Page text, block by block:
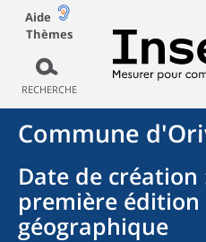
Aide
Thèmes
RECHERCHE
Commune d'
Date de création
première édition
géographique